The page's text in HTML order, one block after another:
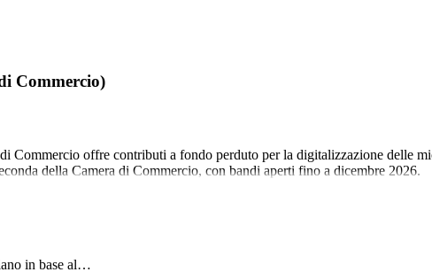
Commercio)
offre contributi a fondo perduto per la digitalizzazione delle
della Camera di Commercio, con bandi aperti fino a dicembre 2026.
in base al…